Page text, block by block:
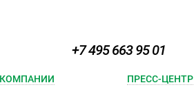
+7 495 663 95 01
ПРЕСС-ЦЕНТР